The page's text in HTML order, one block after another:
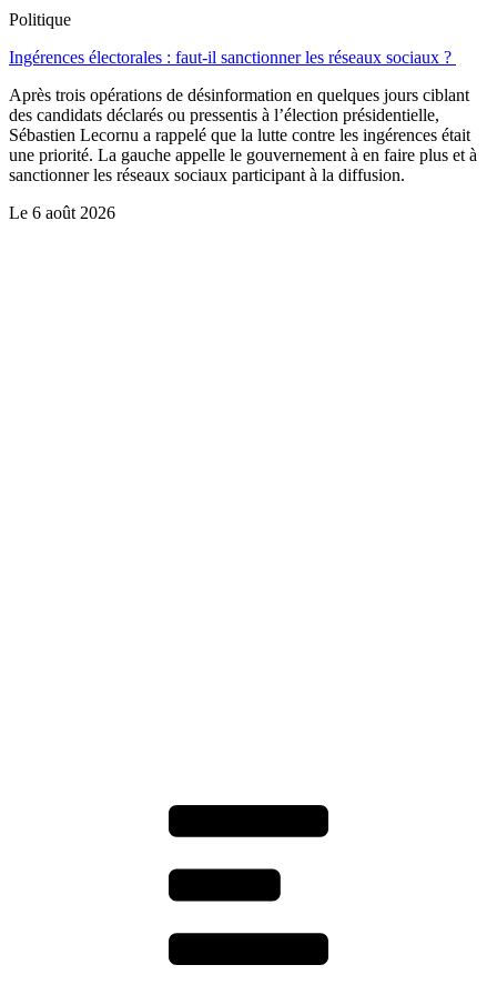
Politique
Ingérences électorales : faut-il sanctionner les réseaux sociaux ?
Après trois opérations de désinformation en quelques jours ciblant
des candidats déclarés ou pressentis à l’élection présidentielle,
Sébastien Lecornu a rappelé que la lutte contre les ingérences était
une priorité. La gauche appelle le gouvernement à en faire plus et à
sanctionner les réseaux sociaux participant à la diffusion.
Le 6 août 2026